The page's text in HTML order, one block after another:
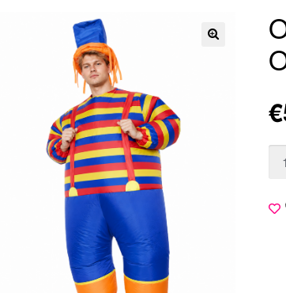
€